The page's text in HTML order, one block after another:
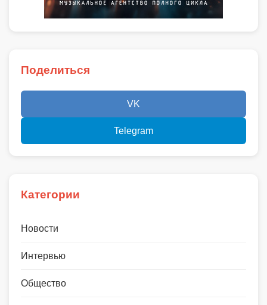
Поделиться
VK
Telegram
Категории
Новости
Интервью
Общество